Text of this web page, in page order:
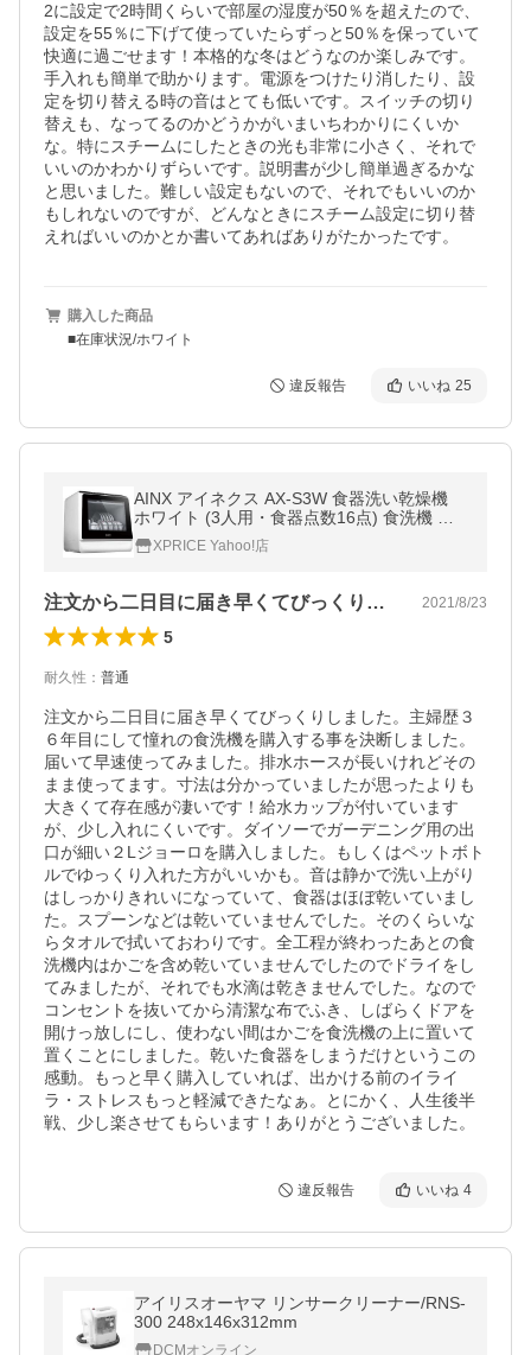
2に設定で2時間くらいで部屋の湿度が50％を超えたので、
設定を55％に下げて使っていたらずっと50％を保っていて
快適に過ごせます！本格的な冬はどうなのか楽しみです。
手入れも簡単で助かります。電源をつけたり消したり、設
定を切り替える時の音はとても低いです。スイッチの切り
替えも、なってるのかどうかがいまいちわかりにくいか
な。特にスチームにしたときの光も非常に小さく、それで
いいのかわかりずらいです。説明書が少し簡単過ぎるかな
と思いました。難しい設定もないので、それでもいいのか
もしれないのですが、どんなときにスチーム設定に切り替
えればいいのかとか書いてあればありがたかったです。
購入した商品
■在庫状況/ホワイト
違反報告 いいね 25
AINX アイネクス AX-S3W 食器洗い乾燥機
ホワイト (3人用・食器点数16点) 食洗機 食
器洗い機 工事不要 コンパクト
XPRICE Yahoo!店
注文から二日目に届き早くてびっくりしま… 2021/8/23
5
耐久性 ： 普通
注文から二日目に届き早くてびっくりしました。主婦歴３
６年目にして憧れの食洗機を購入する事を決断しました。
届いて早速使ってみました。排水ホースが長いけれどその
まま使ってます。寸法は分かっていましたが思ったよりも
大きくて存在感が凄いです！給水カップが付いています
が、少し入れにくいです。ダイソーでガーデニング用の出
口が細い２Lジョーロを購入しました。もしくはペットボト
ルでゆっくり入れた方がいいかも。音は静かで洗い上がり
はしっかりきれいになっていて、食器はほぼ乾いていまし
た。スプーンなどは乾いていませんでした。そのくらいな
らタオルで拭いておわりです。全工程が終わったあとの食
洗機内はかごを含め乾いていませんでしたのでドライをし
てみましたが、それでも水滴は乾きませんでした。なので
コンセントを抜いてから清潔な布でふき、しばらくドアを
開けっ放しにし、使わない間はかごを食洗機の上に置いて
置くことにしました。乾いた食器をしまうだけというこの
感動。もっと早く購入していれば、出かける前のイライ
ラ・ストレスもっと軽減できたなぁ。とにかく、人生後半
戦、少し楽させてもらいます！ありがとうございました。
違反報告 いいね 4
アイリスオーヤマ リンサークリーナー/RNS-
300 248x146x312mm
DCMオンライン